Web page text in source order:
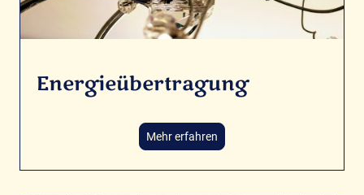
Energieübertragung
Mehr erfahren